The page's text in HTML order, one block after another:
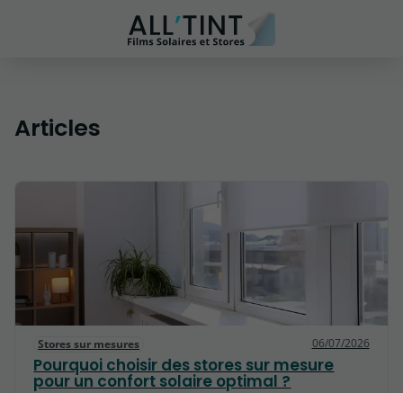
Articles
Stores sur mesures 06/07/2026
Pourquoi choisir des stores sur mesure
pour un confort solaire optimal ?